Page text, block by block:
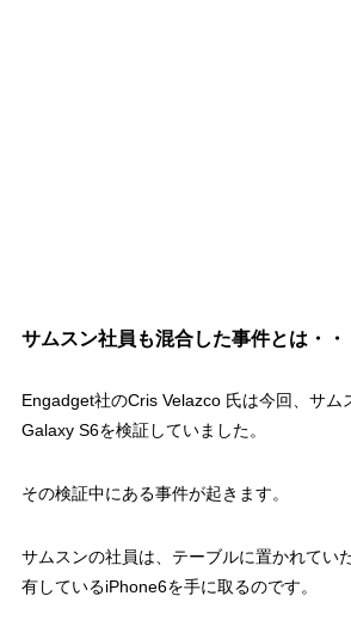
サムスン社員も混合した事件とは・・
Engadget社のCris Velazco 氏は今回、サム
Galaxy S6を検証していました。
その検証中にある事件が起きます。
サムスンの社員は、テーブルに置かれてい
有しているiPhone6を手に取るのです。